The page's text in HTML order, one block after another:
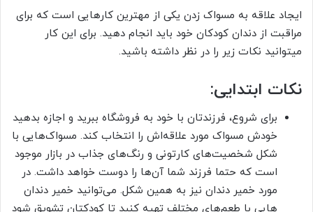
ایجاد علاقه به مسواک زدن یکی از مهترین کارهایی است که برای
مراقبت از دندان کودکان خود باید انجام دهید. برای این کار
میتوانید نکات زیر را در نظر داشته باشید.
نکات ابتدایی:
برای شروع، فرزندتان با خود به فروشگاه ببرید و اجازه بدهید
خودش مسواک مورد علاقه‌اش را انتخاب کند. مسواک‌هایی با
شکل شخصیت‌های کارتونی و رنگ‌های جذاب در بازار موجود
است که حتما فرزند شما آن‌ها را دوست خواهد داشت. در
مورد خمیر دندان نیز به همین شکل. می‌توانید خمیر دندان
‌هایی با طعم‌های مختلف تهیه کنید تا کودکتان تشویق شود